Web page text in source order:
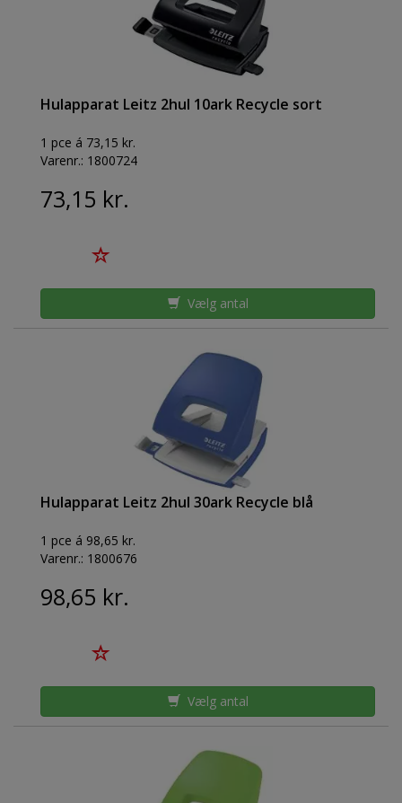
Hulapparat Leitz 2hul 10ark Recycle sort
1 pce á 73,15 kr.
Varenr.: 1800724
73,15 kr.
Vælg antal
Hulapparat Leitz 2hul 30ark Recycle blå
1 pce á 98,65 kr.
Varenr.: 1800676
98,65 kr.
Vælg antal